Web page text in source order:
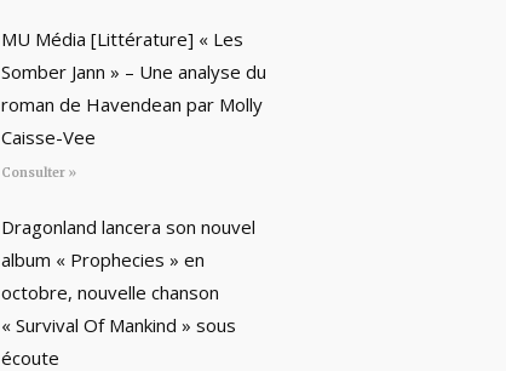
MU Média [Littérature] « Les
Somber Jann » – Une analyse du
roman de Havendean par Molly
Caisse-Vee
Consulter »
Dragonland lancera son nouvel
album « Prophecies » en
octobre, nouvelle chanson
« Survival Of Mankind » sous
écoute